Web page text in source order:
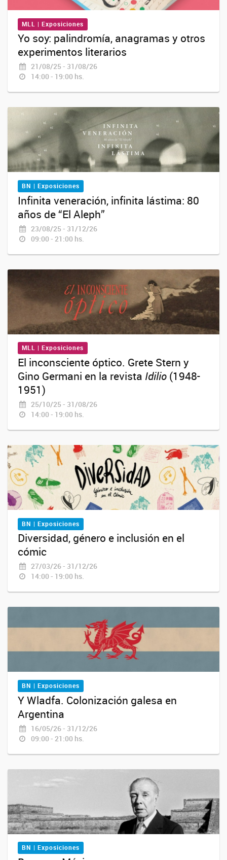
MLL | Exposiciones
Yo soy: palindromía, anagramas y otros
experimentos literarios
21/08/25 - 31/08/26
14:00 - 19:00 hs.
BN | Exposiciones
Infinita veneración, infinita lástima: 80
años de “El Aleph”
23/08/25 - 31/12/26
09:00 - 21:00 hs.
MLL | Exposiciones
El inconsciente óptico. Grete Stern y
Gino Germani en la revista Idilio (1948-
1951)
25/10/25 - 31/08/26
14:00 - 19:00 hs.
BN | Exposiciones
Diversidad, género e inclusión en el
cómic
27/03/26 - 31/12/26
14:00 - 19:00 hs.
BN | Exposiciones
Y Wladfa. Colonización galesa en
Argentina
16/05/26 - 31/12/26
09:00 - 21:00 hs.
BN | Exposiciones